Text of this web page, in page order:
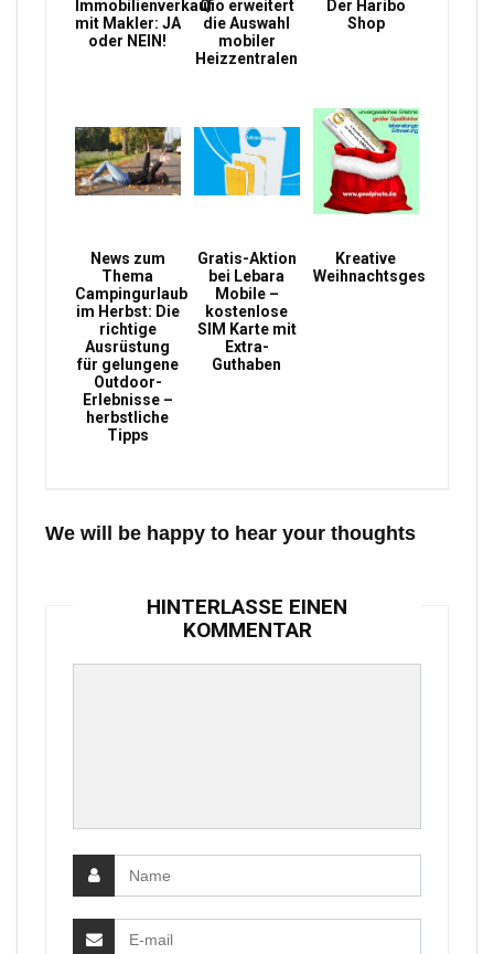
Immobilienverkauf
mit Makler: JA
oder NEIN!
Qio erweitert
die Auswahl
mobiler
Heizzentralen
Der Haribo
Shop
News zum
Thema
Campingurlaub
im Herbst: Die
richtige
Ausrüstung
für gelungene
Outdoor-
Erlebnisse –
herbstliche
Tipps
Gratis-Aktion
bei Lebara
Mobile –
kostenlose
SIM Karte mit
Extra-
Guthaben
Kreative
Weihnachtsgeschenke
We will be happy to hear your thoughts
HINTERLASSE EINEN
KOMMENTAR